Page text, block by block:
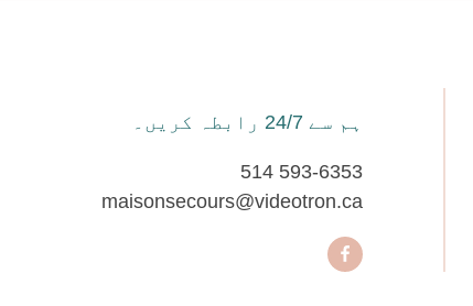
ہم سے 24/7 رابطہ کریں۔
514 593-6353
maisonsecours@videotron.ca